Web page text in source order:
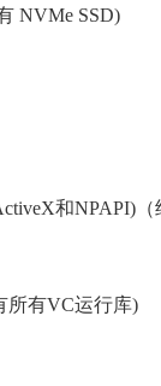
NVMe SSD)
和NPAPI)
所有VC运行库)